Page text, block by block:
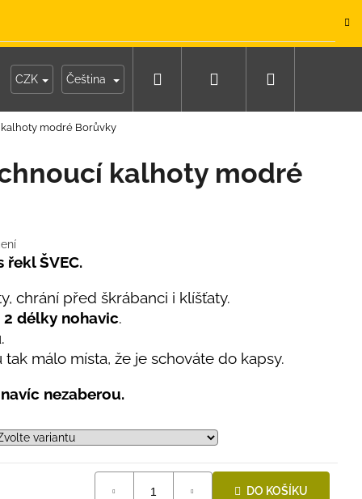
Moje objednávka
CZK Čeština Hledat Přihlášení
modré Borůvky
kalhoty modré
ŠVEC.
chrání před škrábanci i klíšťaty.
2 délky nohavic.
málo místa, že je schováte do kapsy.
nezaberou.
DO KOŠÍKU
NÁMOŘNICKÉ